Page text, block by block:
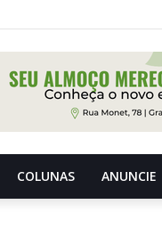
COLUNAS ANUNCIE